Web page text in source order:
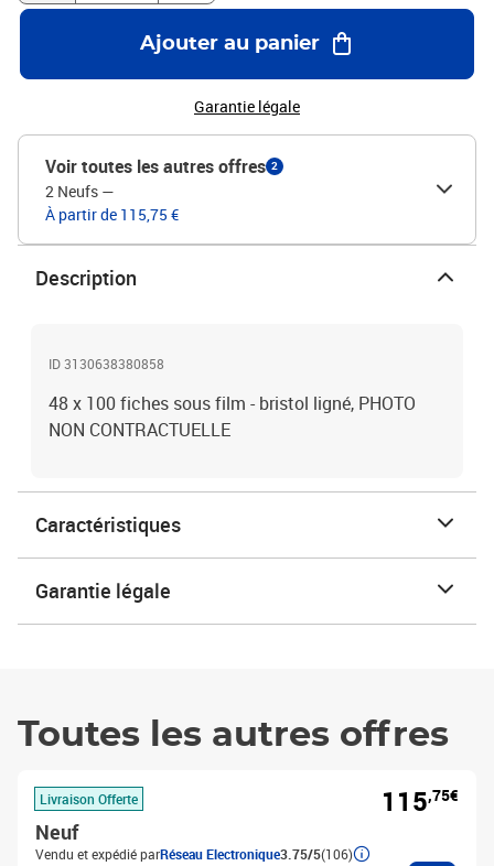
Ajouter au panier
Garantie légale
Voir toutes les autres offres 2
2 Neufs —
À partir de 115,75 €
Description
ID 3130638380858
48 x 100 fiches sous film - bristol ligné, PHOTO
NON CONTRACTUELLE
Caractéristiques
Garantie légale
Toutes les autres offres
Livraison Offerte
Neuf
Vendu et expédié parRéseau Electronique3.75/5(106)
115,75€